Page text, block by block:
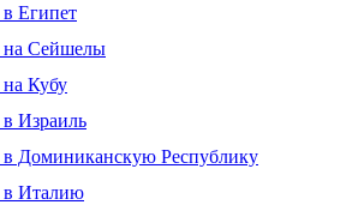
Египет
на Сейшелы
Кубу
Израиль
в Доминиканскую Республику
в Италию